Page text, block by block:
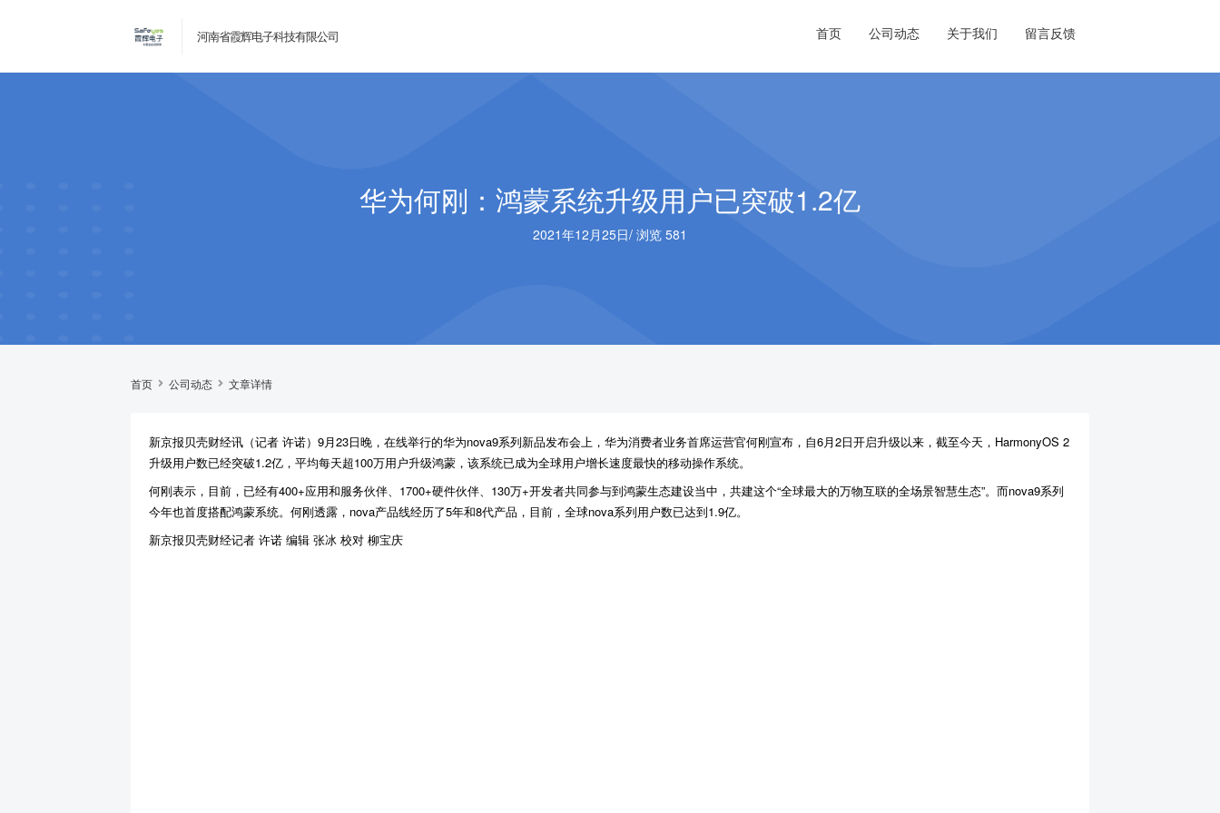
河南省霞辉电子科技有限公司 首页 公司动态 关于我们 留言反馈
华为何刚：鸿蒙系统升级用户已突破1.2亿
2021年12月25日/ 浏览 581
首页 公司动态 文章详情
新京报贝壳财经讯（记者 许诺）9月23日晚，在线举行的华为nova9系列新品发布会上，华为消费者业务首席运营官何刚宣布，自6月2日开启升级以来，截至今天，HarmonyOS 2
升级用户数已经突破1.2亿，平均每天超100万用户升级鸿蒙，该系统已成为全球用户增长速度最快的移动操作系统。
何刚表示，目前，已经有400+应用和服务伙伴、1700+硬件伙伴、130万+开发者共同参与到鸿蒙生态建设当中，共建这个“全球最大的万物互联的全场景智慧生态”。而nova9系列
今年也首度搭配鸿蒙系统。何刚透露，nova产品线经历了5年和8代产品，目前，全球nova系列用户数已达到1.9亿。
新京报贝壳财经记者 许诺 编辑 张冰 校对 柳宝庆